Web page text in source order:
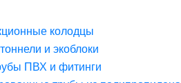
колодцы
и экоблоки
ПВХ и фитинги